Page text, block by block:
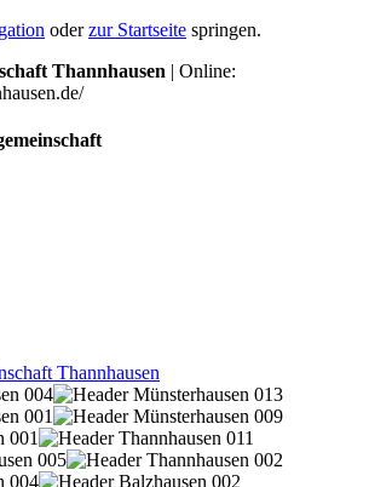
oderzur Startseite springen.
Thannhausen | Online: